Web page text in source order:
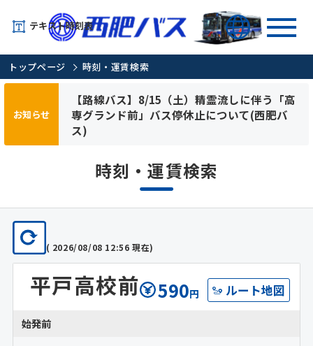
テキスト時刻表
トップページ 時刻・運賃検索
お知らせ
【路線バス】8/15（土）精霊流しに伴う「高
専グランド前」バス停休止について(西肥バ
ス)
時刻・運賃検索
( 2026/08/08 12:56 現在)
平戸高校前 590円 ルート地図
始発前